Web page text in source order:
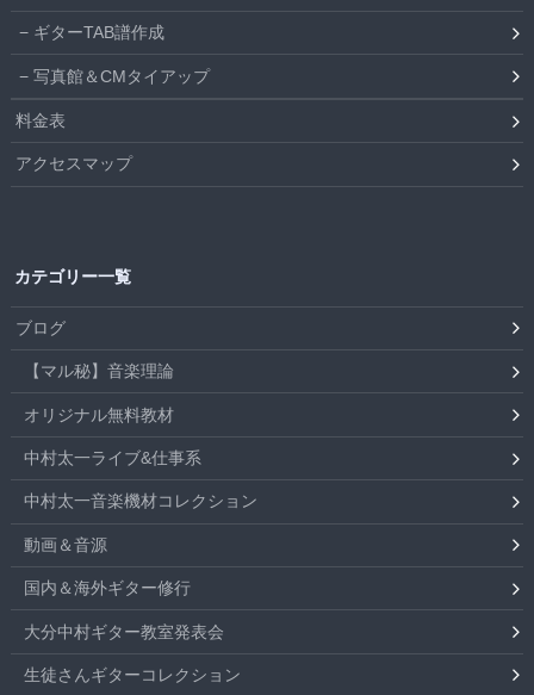
ギターTAB譜作成
写真館＆CMタイアップ
料金表
アクセスマップ
カテゴリー一覧
ブログ
【マル秘】音楽理論
オリジナル無料教材
中村太一ライブ&仕事系
中村太一音楽機材コレクション
動画＆音源
国内＆海外ギター修行
大分中村ギター教室発表会
生徒さんギターコレクション